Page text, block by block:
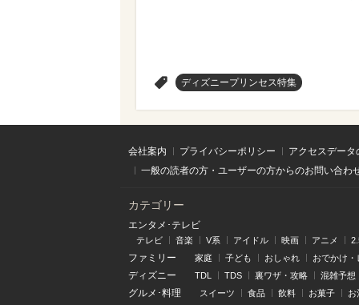
ディズニープリンセス特集
会社案内 プライバシーポリシー
アクセスデー
一般の読者の方・ユーザーの方からのお問い合わ
カテゴリー
エンタメ･テレビ
テレビ 音楽 V系 アイドル 映画 アニメ
ファミリー 家庭 子ども おしゃれ おでかけ・
ディズニー TDL TDS 裏ワザ・攻略 混雑予想
グルメ･料理 スイーツ 食品 飲料 お菓子 お